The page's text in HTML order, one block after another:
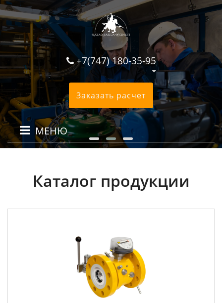
+7(747) 180-35-95
Заказать расчет
МЕНЮ
Каталог продукции